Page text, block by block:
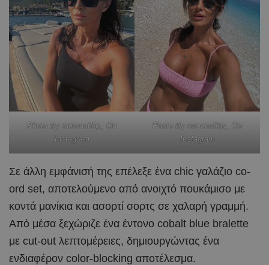
Photo By ramonafilip_ On
Instagram
Photo By ramonafilip_ On
Instagram
Σε άλλη εμφάνισή της επέλεξε ένα chic γαλάζιο co-
ord set, αποτελούμενο από ανοιχτό πουκάμισο με
κοντά μανίκια και ασορτί σορτς σε χαλαρή γραμμή.
Από μέσα ξεχώριζε ένα έντονο cobalt blue bralette
με cut-out λεπτομέρειες, δημιουργώντας ένα
ενδιαφέρον color-blocking αποτέλεσμα.